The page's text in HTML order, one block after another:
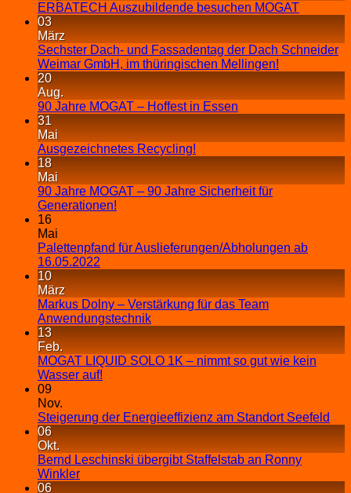
ERBATECH Auszubildende besuchen MOGAT
03
März
Sechster Dach- und Fassadentag der Dach Schneider
Weimar GmbH, im thüringischen Mellingen!
20
Aug.
90 Jahre MOGAT – Hoffest in Essen
31
Mai
Ausgezeichnetes Recycling!
18
Mai
90 Jahre MOGAT – 90 Jahre Sicherheit für
Generationen!
16
Mai
Palettenpfand für Auslieferungen/Abholungen ab
16.05.2022
10
März
Markus Dolny – Verstärkung für das Team
Anwendungstechnik
13
Feb.
MOGAT LIQUID SOLO 1K – nimmt so gut wie kein
Wasser auf!
09
Nov.
Steigerung der Energieeffizienz am Standort Seefeld
06
Okt.
Bernd Leschinski übergibt Staffelstab an Ronny
Winkler
06